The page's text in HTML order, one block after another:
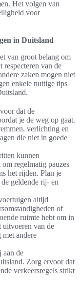
Het volgen van
voor
in Duitsland
van groot belang om
van de
zaken mogen niet
enkele nuttige tips
dat de
je de weg op gaat.
verlichting en
die niet in goede
kunnen
regelmatig pauzes
het rijden. Plan je
geldende rij- en
altijd
of
ruimte hebt om in
uitvoeren van de
andere
aan de
Zorg ervoor dat
verkeersregels strikt